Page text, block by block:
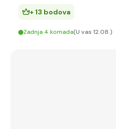
+ 13 bodova
Zadnja 4 komada(U vas 12.08.)